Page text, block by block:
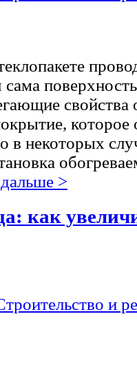
свойства
которое
в некоторых
>
как
и